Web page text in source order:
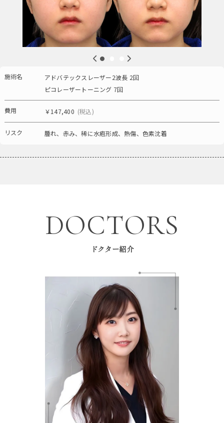
施術名
アドバテックスレーザー2波長 2回
ピコレーザートーニング 7回
費用 ￥147,400 (税込)
リスク 腫れ、赤み、稀に水疱形成、熱傷、色素沈着
DOCTORS
ドクター紹介